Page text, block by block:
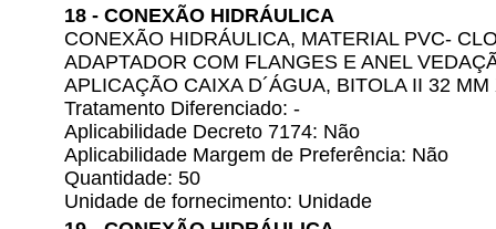
18 - CONEXÃO HIDRÁULICA
CONEXÃO HIDRÁULICA, MATERIAL PVC-
ADAPTADOR COM FLANGES E ANEL
APLICAÇÃO CAIXA D´ÁGUA, BITOLA II 32 MM
Tratamento Diferenciado: -
Aplicabilidade Decreto 7174: Não
Aplicabilidade Margem de Preferência: Não
Quantidade: 50
Unidade de fornecimento: Unidade